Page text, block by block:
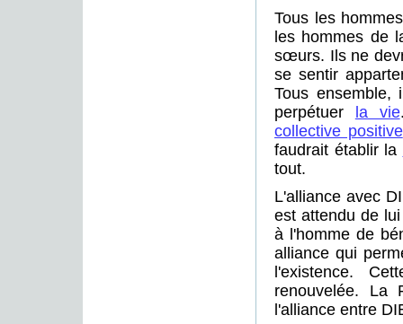
Tous les
les hommes de
sœurs. Ils ne
se sentir
Tous ensemble,
perpétuer
la vie
collective positive
faudrait établir la
tout.
L'alliance avec
est attendu de
à l'homme de
alliance qui
l'existence.
renouvelée. La
l'alliance entre